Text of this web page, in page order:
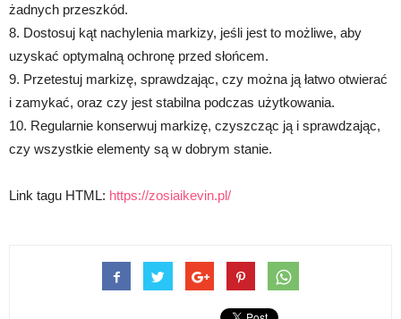
żadnych przeszkód.
8. Dostosuj kąt nachylenia markizy, jeśli jest to możliwe, aby
uzyskać optymalną ochronę przed słońcem.
9. Przetestuj markizę, sprawdzając, czy można ją łatwo otwierać
i zamykać, oraz czy jest stabilna podczas użytkowania.
10. Regularnie konserwuj markizę, czyszcząc ją i sprawdzając,
czy wszystkie elementy są w dobrym stanie.
Link tagu HTML: https://zosiaikevin.pl/